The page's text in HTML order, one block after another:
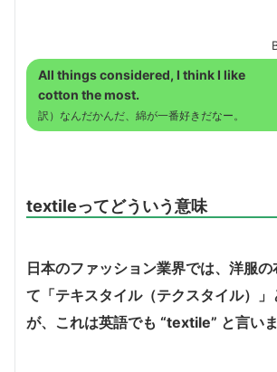
All things considered, I think I like
cotton the most.
訳）なんだかんだ、綿が一番好きだなー。
textileってどういう意味
日本のファッション業界では、洋服
て「テキスタイル（テクスタイル）
が、これは英語でも “textile” と言いま